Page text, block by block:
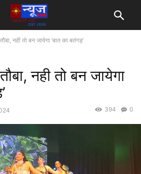
नही तो बन जायेगा ’बात का बतंगड़’
नही तो बन जायेगा
0
394